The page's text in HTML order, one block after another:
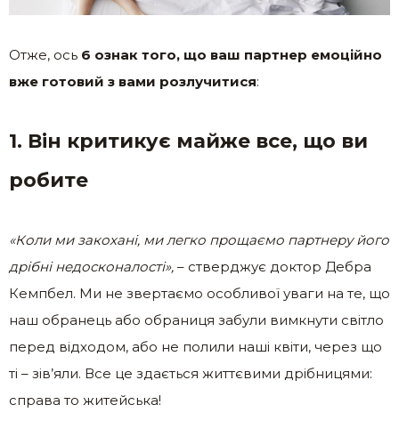
Отже, ось 6 ознак того, що ваш партнер емоційно
вже готовий з вами розлучитися:
1. Він критикує майже все, що ви
робите
«Коли ми закохані, ми легко прощаємо партнеру його
дрібні недосконалості», – стверджує доктор Дебра
Кемпбел. Ми не звертаємо особливої ​​уваги на те, що
наш обранець або обраниця забули вимкнути світло
перед відходом, або не полили наші квіти, через що
ті – зів’яли. Все це здається життєвими дрібницями:
справа то житейська!